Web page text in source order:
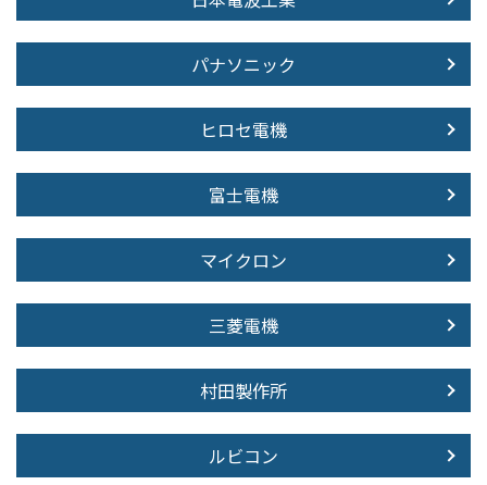
パナソニック
ヒロセ電機
富士電機
マイクロン
三菱電機
村田製作所
ルビコン